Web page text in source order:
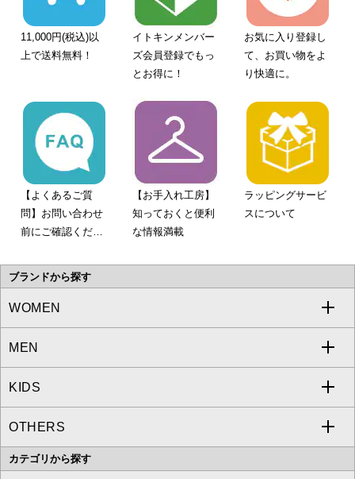
11,000円(税込)以
上で送料無料！
イトキンメンバー
ズ会員登録でもっ
とお得に！
お気に入り登録し
て、お買い物をよ
り快適に。
【よくあるご質
問】お問い合わせ
前にご確認くださ
【お手入れ工房】
知っておくと便利
な情報満載
ラッピングサービ
スについて
ブランドから探す
WOMEN
a.v.v
MICHEL KLEIN
MK MICHEL KLEIN
OFUON le MK
MEN
a.v.v
MICHEL KLEIN HOMME
MK MICHEL KLEIN HOMME
KIDS
a.v.v
OTHERS
MK MICHEL KLEIN BAG
カテゴリから探す